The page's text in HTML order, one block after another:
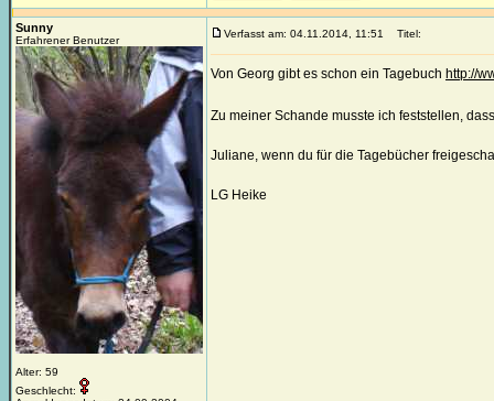
Sunny
Erfahrener Benutzer
Alter: 59
Geschlecht:
Verfasst am: 04.11.2014, 11:51 Titel:
Von Georg gibt es schon ein Tagebuch http://
Zu meiner Schande musste ich feststellen,
Juliane, wenn du für die Tagebücher
LG Heike